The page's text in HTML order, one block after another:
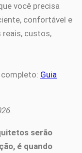
você precisa
confortável e
custos,
Guia
serão
é quando